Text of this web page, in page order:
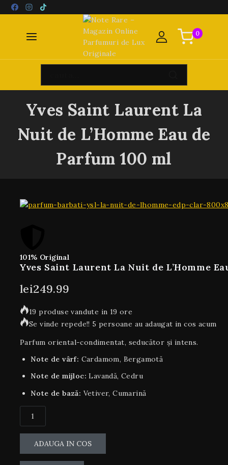
0
Yves Saint Laurent La
Nuit de L’Homme Eau de
Parfum 100 ml
101% Original
Yves Saint Laurent La Nuit de L’Homme
lei249.99
19 produse vandute in 19 ore
Se vinde repede!! 5 persoane au adaugat in cos acum
Parfum oriental-condimentat, seducător și intens.
Note de vârf: Cardamom, Bergamotă
Note de mijloc: Lavandă, Cedru
Note de bază: Vetiver, Cumarină
ADAUGA IN COS